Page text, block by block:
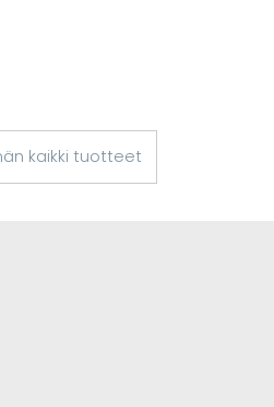
kaikki tuotteet